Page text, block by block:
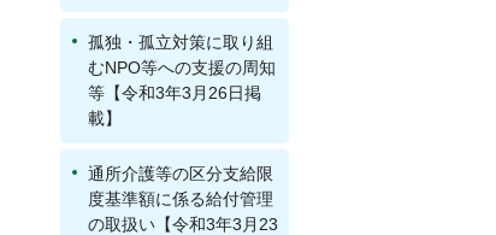
孤独・孤立対策に取り組
むNPO等への支援の周知
等【令和3年3月26日掲
載】
通所介護等の区分支給限
度基準額に係る給付管理
の取扱い【令和3年3月23